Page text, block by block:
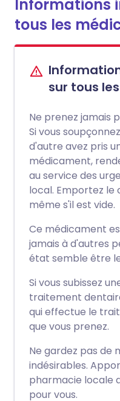
Informations
tous les
sur tous
Ne prenez jamais
Si vous
d'autre avez pris
médicament,
au service des
local. Emportez le
même s'il est vide.
Ce médicament
jamais à d'autres
état semble être
Si vous subissez
traitement
qui effectue le
que vous prenez.
Ne gardez pas de
indésirables.
pharmacie locale
pour vous.